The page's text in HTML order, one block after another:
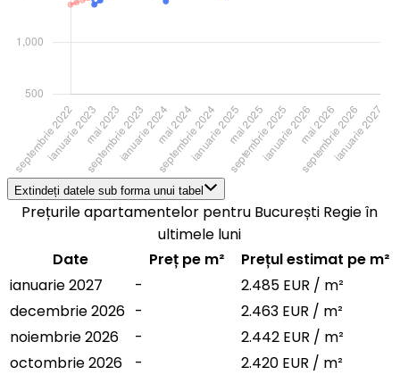
Extindeți datele sub forma unui tabel
Prețurile apartamentelor pentru București Regie în
ultimele luni
Date
Preț pe m²
Prețul estimat pe m²
ianuarie 2027
-
2.485 EUR / m²
decembrie 2026 -
2.463 EUR / m²
noiembrie 2026
-
2.442 EUR / m²
octombrie 2026
-
2.420 EUR / m²